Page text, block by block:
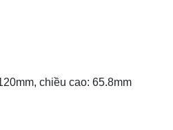
chiều cao: 65.8mm